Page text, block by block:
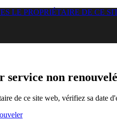
LE PROPRIÉTAIRE DE CE
service non
de ce site web, vérifiez sa date